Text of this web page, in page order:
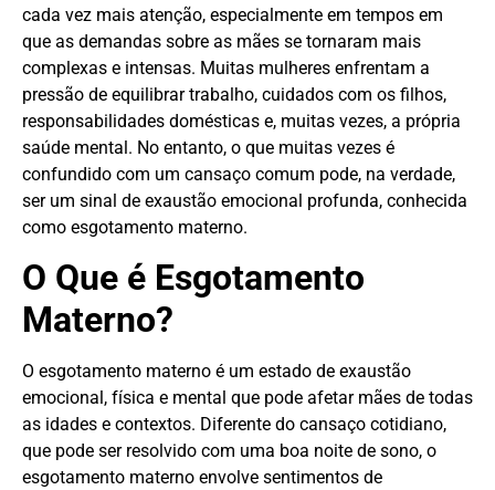
cada vez mais atenção, especialmente em tempos em
que as demandas sobre as mães se tornaram mais
complexas e intensas. Muitas mulheres enfrentam a
pressão de equilibrar trabalho, cuidados com os filhos,
responsabilidades domésticas e, muitas vezes, a própria
saúde mental. No entanto, o que muitas vezes é
confundido com um cansaço comum pode, na verdade,
ser um sinal de exaustão emocional profunda, conhecida
como esgotamento materno.
O Que é Esgotamento
Materno?
O esgotamento materno é um estado de exaustão
emocional, física e mental que pode afetar mães de todas
as idades e contextos. Diferente do cansaço cotidiano,
que pode ser resolvido com uma boa noite de sono, o
esgotamento materno envolve sentimentos de